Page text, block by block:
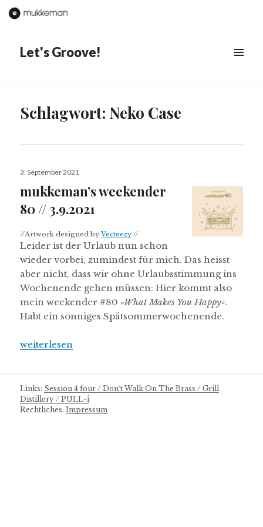
Let's Groove!
WIDGETS
Schlagwort: Neko Case
Veröffentlicht
3. September 2021
mukkeman’s weekender
80 // 3.9.2021
//Artwork designed byVecteezy //
Leider ist der Urlaub nun schon
wieder vorbei, zumindest für mich. Das heisst
aber nicht, dass wir ohne Urlaubsstimmung ins
Wochenende gehen müssen: Hier kommt also
mein weekender #80»What Makes You Happy«.
Habt ein sonniges Spätsommerwochenende.
„mukkeman’s weekender 80 // 3.9.2021“
weiterlesen
Links: Session 4 four /Don′t Walk On The Brass /Grill
Distillery /PULL-i
Rechtliches:Impressum